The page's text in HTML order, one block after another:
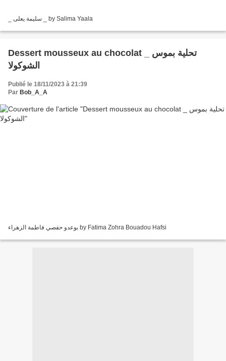
_ سليمة يعلى _ by Salima Yaala
Dessert mousseux au chocolat _ تحلية بموس
الشوكولا
Publié le 18/11/2023 à 21:39
Par Bob_A_A
بوعدو حفصي فاطمة الزهراء by Fatima Zohra Bouadou Hafsi